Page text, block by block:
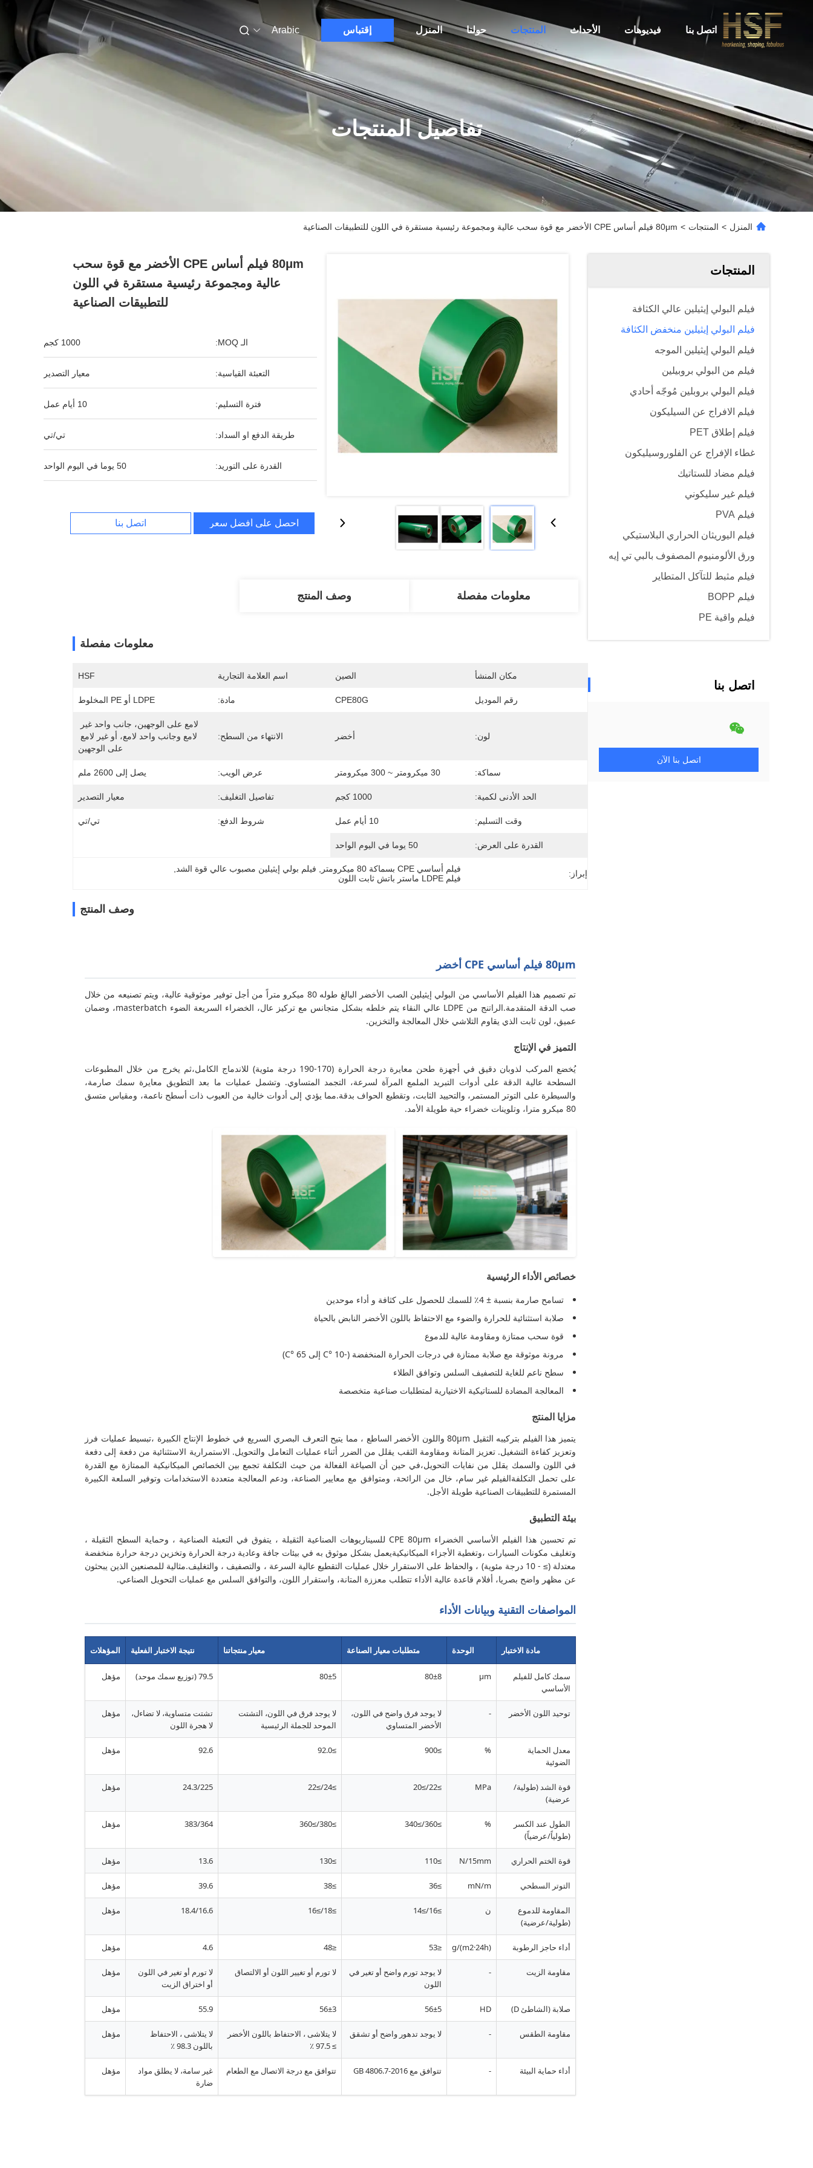
المنزل حولنا المنتجات الأحداث فيديوهات اتصل بنا إقتباس Arabic
تفاصيل المنتجات
المنزل > المنتجات > 80μm فيلم أساس CPE الأخضر مع قوة سحب عالية ومجموعة رئيسية مستقرة في اللون للتطبيقات الصناعية
المنتجات
فيلم البولي إيثيلين عالي الكثافة
فيلم البولي إيثيلين منخفض الكثافة
فيلم البولي إيثيلين الموجه
فيلم من البولي بروبيلين
فيلم البولي بروبلين مُوجّه أحادي
فيلم الافراج عن السيليكون
فيلم إطلاق PET
غطاء الإفراج عن الفلوروسيليكون
فيلم مضاد للستاتيك
فيلم غير سليكوني
فيلم PVA
فيلم اليوريثان الحراري البلاستيكي
ورق الألومنيوم المصفوف بالبي تي إيه
فيلم مثبط للتآكل المتطاير
فيلم BOPP
فيلم واقية PE
اتصل بنا
اتصل بنا الآن
80μm فيلم أساس CPE الأخضر مع قوة سحب
عالية ومجموعة رئيسية مستقرة في اللون
للتطبيقات الصناعية
الـ MOQ: 1000 كجم
التعبئة القياسية: معيار التصدير
فترة التسليم: 10 أيام عمل
طريقة الدفع او السداد: تي/تي
القدرة على التوريد: 50 يوما في اليوم الواحد
احصل على أفضل سعر اتصل بنا
معلومات مفصلة وصف المنتج
معلومات مفصلة
مكان المنشأ الصين اسم العلامة التجارية HSF
رقم الموديل CPE80G مادة: LDPE أو PE المخلوط
لون: أخضر الانتهاء من السطح:
على الوجهين
سماكة: 30 ميكرومتر ~ 300 ميكرومتر عرض الويب: يصل إلى 2600 ملم
الحد الأدنى لكمية: 1000 كجم تفاصيل التغليف: معيار التصدير
وقت التسليم: 10 أيام عمل شروط الدفع: تي/تي
القدرة على العرض: 50 يوما في اليوم الواحد
إبراز: فيلم أساسي CPE بسماكة 80 ميكرومتر فيلم بولي إيثيلين مصبوب عالي قوة الشد
فيلم LDPE ماستر باتش ثابت اللون
وصف المنتج
80μm فيلم أساسي CPE أخضر
تم تصميم هذا الفيلم الأساسي من البولي إيثيلين الصب الأخضر البالغ طوله 80 ميكرو متراً من أجل توفير موثوقية عالية، ويتم تصنيعه من خلال
صب الدقة المتقدمة.الراتنج من LDPE عالي النقاء يتم خلطه بشكل متجانس مع تركيز عال، الخضراء السريعة الضوء masterbatch، وضمان
عميق، لون ثابت الذي يقاوم التلاشي خلال المعالجة والتخزين.
التميز في الإنتاج
يُخضع المركب لذوبان دقيق في أجهزة طحن معايرة درجة الحرارة (170-190 درجة مئوية) للاندماج الكامل،ثم يخرج من خلال المطبوعات
السطحة عالية الدقة على أدوات التبريد الملمع المرآة لسرعة، التجمد المتساوي. وتشمل عمليات ما بعد التطويق معايرة سمك صارمة،
والسيطرة على التوتر المستمر، والتحييد الثابت، وتقطيع الحواف بدقة.مما يؤدي إلى أدوات خالية من العيوب ذات أسطح ناعمة، ومقياس متسق
80 ميكرو مترا، وتلوينات خضراء حية طويلة الأمد.
خصائص الأداء الرئيسية
تسامح صارمة بنسبة ± 4٪ للسمك للحصول على كثافة و أداء موحدين
صلابة استثنائية للحرارة والضوء مع الاحتفاظ باللون الأخضر النابض بالحياة
قوة سحب ممتازة ومقاومة عالية للدموع
مرونة موثوقة مع صلابة ممتازة في درجات الحرارة المنخفضة (-10 °C إلى 65 °C)
سطح ناعم للغاية للتصفيف السلس وتوافق الطلاء
المعالجة المضادة للستاتيكية الاختيارية لمتطلبات صناعية متخصصة
مزايا المنتج
يتميز هذا الفيلم بتركيبه الثقيل 80μm واللون الأخضر الساطع ، مما يتيح التعرف البصري السريع في خطوط الإنتاج الكبيرة ،تبسيط عمليات فرز
وتعزيز كفاءة التشغيل. تعزيز المتانة ومقاومة الثقب يقلل من الضرر أثناء عمليات التعامل والتحويل. الاستمرارية الاستثنائية من دفعة إلى دفعة
في اللون والسمك يقلل من نفايات التحويل،في حين أن الصياغة الفعالة من حيث التكلفة تجمع بين الخصائص الميكانيكية الممتازة مع القدرة
على تحمل التكلفةالفيلم غير سام، خال من الرائحة، ومتوافق مع معايير الصناعة، ودعم المعالجة متعددة الاستخدامات وتوفير السلعة الكبيرة
المستمرة للتطبيقات الصناعية طويلة الأجل.
بيئة التطبيق
تم تحسين هذا الفيلم الأساسي الخضراء CPE 80μm للسيناريوهات الصناعية الثقيلة ، يتفوق في التعبئة الصناعية ، وحماية السطح الثقيلة ،
وتغليف مكونات السيارات ،وتغطية الأجزاء الميكانيكيةيعمل بشكل موثوق به في بيئات جافة وعادية درجة الحرارة وتخزين درجة حرارة منخفضة
معتدلة (≥ - 10 درجة مئوية) ، والحفاظ على الاستقرار خلال عمليات التقطيع عالية السرعة ، والتصفيف ، والتغليف.مثالية للمصنعين الذين يبحثون
عن مظهر واضح بصريا، أفلام قاعدة عالية الأداء تتطلب معززة المتانة، واستقرار اللون، والتوافق السلس مع عمليات التحويل الصناعي.
المواصفات التقنية وبيانات الأداء
مادة الاختبار الوحدة متطلبات معيار الصناعة معيار منتجاتنا نتيجة الاختبار الفعلية المؤهلات
سمك كامل للفيلم
الأساسي
μm
80±8
80±5 79.5 (توزيع سمك موحد) مؤهل
توحيد اللون الأخضر -
لا يوجد فرق واضح في اللون،
الأخضر المتساوي
لا يوجد فرق في اللون، التشتت
الموحد للجملة الرئيسية
تشتت متساوية، لا تضاءل،
لا هجرة اللون
مؤهل
معدل الحماية
الضوئية
%
≥900
≥92.0
92.6 مؤهل
قوة الشد (طولية/
عرضية)
MPa
≥22/≥20
≥24/≥22
24.3/225 مؤهل
الطول عند الكسر
(طولياً/عرضياً)
%
≥360/≥340
≥380/≥360
383/364 مؤهل
قوة الختم الحراري N/15mm
≥110
≥130
13.6 مؤهل
التوتر السطحي mN/m
≥36
≥38
39.6 مؤهل
المقاومة للدموع
(طولية/عرضية)
ن ≥16/≥14
≥18/≥16
18.4/16.6 مؤهل
أداء حاجز الرطوبة g/(m2·24h)
≤53
≤48
4.6 مؤهل
مقاومة الزيت -
لا يوجد تورم واضح أو تغير في
اللون
لا تورم أو تغيير اللون أو الالتصاق
لا تورم أو تغير في اللون
أو اختراق الزيت
مؤهل
صلابة (الشاطئ D) HD
56±5
56±3
55.9 مؤهل
مقاومة الطقس - لا يوجد تدهور واضح أو تشقق
لا يتلاشى ، الاحتفاظ باللون الأخضر
≥ 97.5 ٪
لا يتلاشى ، الاحتفاظ
باللون 98.3 ٪
مؤهل
أداء حماية البيئة - تتوافق مع GB 4806.7-2016 تتوافق مع درجة الاتصال مع الطعام
غير سامة، لا يطلق مواد
ضارة
مؤهل